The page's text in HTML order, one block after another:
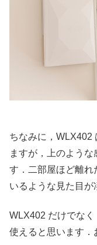
ちなみに，WLX402
ますが，上のよう
す．二部屋ほど離れ
いるような見た目が
WLX402 だけでな
使えると思います．